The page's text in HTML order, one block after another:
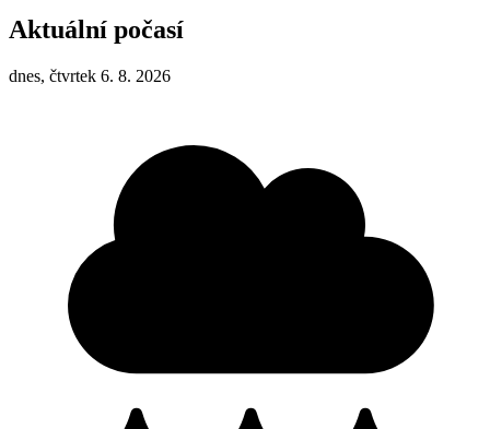
Aktuální počasí
dnes, čtvrtek 6. 8. 2026